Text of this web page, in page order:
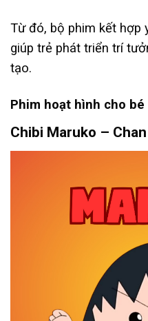
Từ đó, bộ phim kết hợp
giúp trẻ phát triển trí
tạo.
Phim hoạt hình cho
Chibi Maruko –